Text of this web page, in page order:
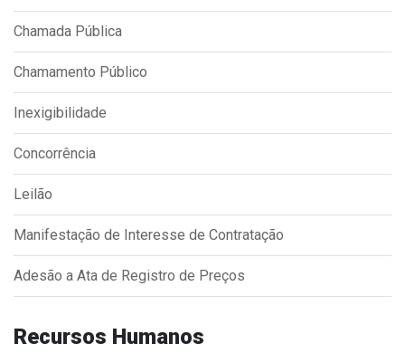
Portal do Servidor
Publicações
Diário Oficial (Novo)
Diário Oficial (Até 30/04)
Seletivo Simplificado
Instruções Normativas
Chamada Pública
Chamamento Público
Inexigibilidade
Concorrência
Leilão
Manifestação de Interesse de Contratação
Adesão a Ata de Registro de Preços
Recursos Humanos